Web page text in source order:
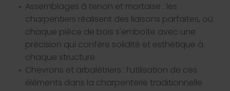
Assemblages à tenon et mortaise : les
charpentiers réalisent des liaisons parfaites, où
chaque pièce de bois s'emboîte avec une
précision qui confère solidité et esthétique à
chaque structure.
Chevrons et arbalétriers : l’utilisation de ces
éléments dans la charpenterie traditionnelle